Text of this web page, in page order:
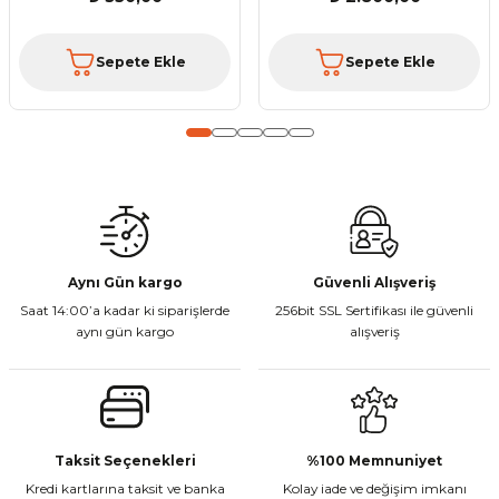
Bu ürüne benzer farklı alternatifler olmalı.
Sepete Ekle Sepete Ekle
Aynı Gün kargo
Saat 14:00’a kadar ki siparişlerde
aynı gün kargo
Güvenli Alışveriş
256bit SSL Sertifikası ile güvenli
alışveriş
Taksit Seçenekleri
Kredi kartlarına taksit ve banka
%100 Memnuniyet
Kolay iade ve değişim imkanı